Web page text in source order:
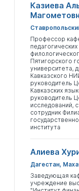
Казиева
Профессор
Пятигорского
университета,
Кавказского
руководитель
Кавказских
руководитель
исследований,
сотрудник
института
Алиева
Дагестан,
Заведующая
учреждение